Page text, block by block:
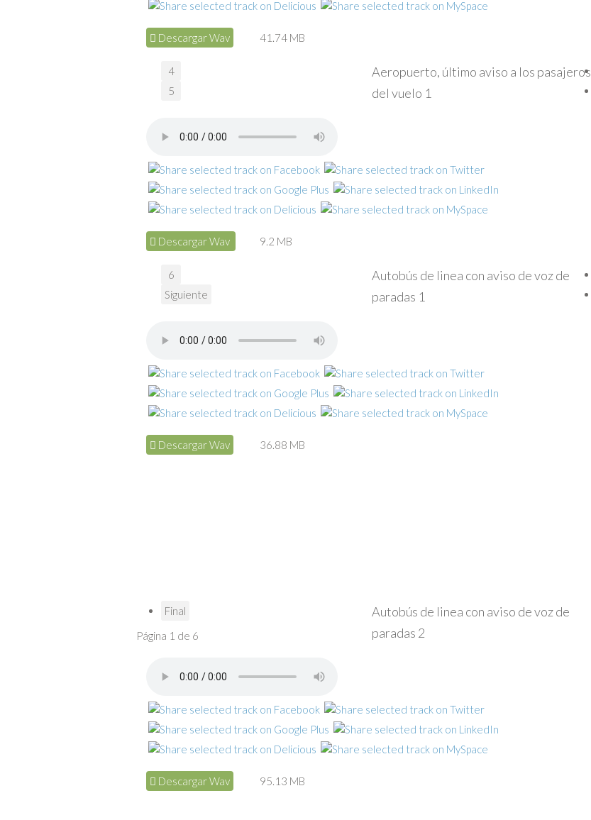
Descargar Wav 41.74 MB
Aeropuerto, último aviso a los pasajeros
del vuelo 1
Descargar Wav 9.2 MB
Autobús de linea con aviso de voz de
paradas 1
Descargar Wav 36.88 MB
Autobús de linea con aviso de voz de
paradas 2
Descargar Wav 95.13 MB
4
5
6
Siguiente
Final
Página 1 de 6